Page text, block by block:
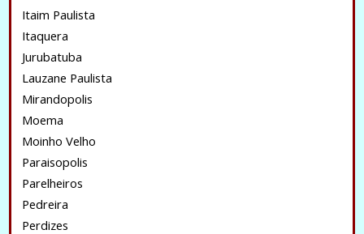
Itaim Paulista
Itaquera
Jurubatuba
Lauzane Paulista
Mirandopolis
Moema
Moinho Velho
Paraisopolis
Parelheiros
Pedreira
Perdizes